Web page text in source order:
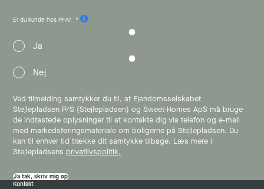
Er du kunde hos PFA?
Ja
Nej
Ved tilmelding samtykker du til, at Ejendomsselskabet
Stejlepladsen P/S (Stejlepladsen) og Sweet-Homes ApS må bruge
de indtastede oplysninger til at kontakte dig via telefon og e-mail
med markedsføringsmateriale om boligerne på Stejlepladsen. Du
kan til enhver tid trække dit samtykke tilbage. Læs mere i
Stejlepladsens privatlivspolitik.
Ja tak, skriv mig op
Kontakt